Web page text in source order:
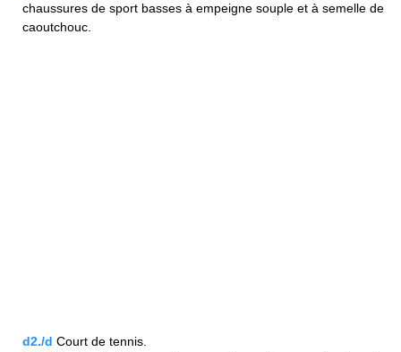
chaussures de sport basses à empeigne souple et à semelle de
caoutchouc.
d2./d Court de tennis.